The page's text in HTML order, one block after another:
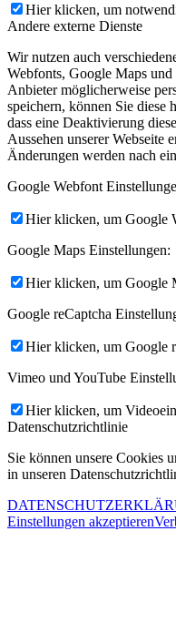
Hier klicken, um
Andere externe Dienste
Wir nutzen auch
Webfonts, Google Maps
Anbieter möglicherweise
speichern, können Sie diese
dass eine Deaktivierung
Aussehen unserer Webseite
Änderungen werden nach
Google Webfont
Hier klicken, um Google
Google Maps Einstellungen:
Hier klicken, um Google
Google reCaptcha
Hier klicken, um Google
Vimeo und YouTube
Hier klicken, um
Datenschutzrichtlinie
Sie können unsere Cookies
in unseren
Einstellungen akzeptieren